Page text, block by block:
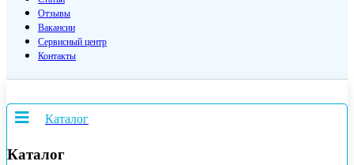
Отзывы
Вакансии
Сервисный центр
Контакты
Каталог
Каталог